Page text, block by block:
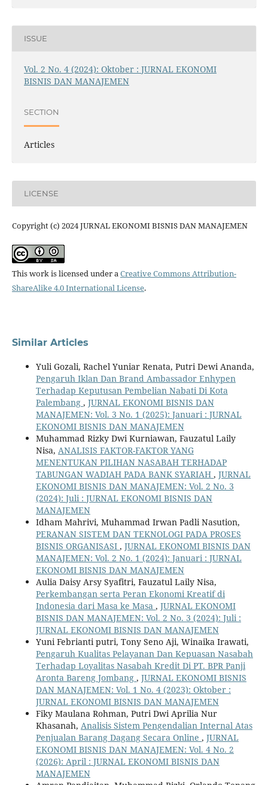
ISSUE
Vol. 2 No. 4 (2024): Oktober : JURNAL EKONOMI
BISNIS DAN MANAJEMEN
SECTION
Articles
LICENSE
Copyright (c) 2024 JURNAL EKONOMI BISNIS DAN MANAJEMEN
This work is licensed under aCreative Commons Attribution-
ShareAlike 4.0 International License.
Similar Articles
Yuli Gozali, Rachel Yuniar Renata, Putri Dewi Ananda,
Pengaruh Iklan Dan Brand Ambassador Enhypen
Terhadap Keputusan Pembelian Nabati Di Kota
Palembang , JURNAL EKONOMI BISNIS DAN
MANAJEMEN: Vol. 3 No. 1 (2025): Januari : JURNAL
EKONOMI BISNIS DAN MANAJEMEN
Muhammad Rizky Dwi Kurniawan, Fauzatul Laily
Nisa, ANALISIS FAKTOR-FAKTOR YANG
MENENTUKAN PILIHAN NASABAH TERHADAP
TABUNGAN WADIAH PADA BANK SYARIAH , JURNAL
EKONOMI BISNIS DAN MANAJEMEN: Vol. 2 No. 3
(2024): Juli : JURNAL EKONOMI BISNIS DAN
MANAJEMEN
Idham Mahrivi, Muhammad Irwan Padli Nasution,
PERANAN SISTEM DAN TEKNOLOGI PADA PROSES
BISNIS ORGANISASI , JURNAL EKONOMI BISNIS DAN
MANAJEMEN: Vol. 2 No. 1 (2024): Januari : JURNAL
EKONOMI BISNIS DAN MANAJEMEN
Aulia Daisy Arsy Syafitri, Fauzatul Laily Nisa,
Perkembangan serta Peran Ekonomi Kreatif di
Indonesia dari Masa ke Masa , JURNAL EKONOMI
BISNIS DAN MANAJEMEN: Vol. 2 No. 3 (2024): Juli :
JURNAL EKONOMI BISNIS DAN MANAJEMEN
Yuni Febrianti putri, Tony Seno Aji, Winaika Irawati,
Pengaruh Kualitas Pelayanan Dan Kepuasan Nasabah
Terhadap Loyalitas Nasabah Kredit Di PT. BPR Panji
Aronta Bareng Jombang , JURNAL EKONOMI BISNIS
DAN MANAJEMEN: Vol. 1 No. 4 (2023): Oktober :
JURNAL EKONOMI BISNIS DAN MANAJEMEN
Fiky Maulana Rohman, Putri Dwi Aprilia Nur
Khasanah, Analisis Sistem Pengendalian Internal Atas
Penjualan Barang Dagang Secara Online , JURNAL
EKONOMI BISNIS DAN MANAJEMEN: Vol. 4 No. 2
(2026): April : JURNAL EKONOMI BISNIS DAN
MANAJEMEN